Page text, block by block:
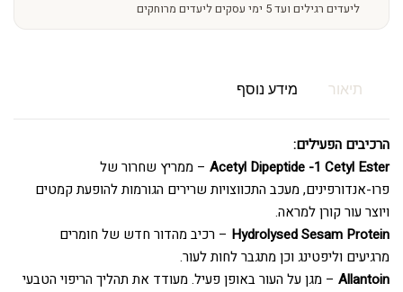
ליעדים רגילים ועד 5 ימי עסקים ליעדים מרוחקים
תיאור מידע נוסף
הרכיבים הפעילים:
Acetyl Dipeptide -1 Cetyl Ester – ממריץ שחרור של
פרו-אנדורפינים, מעכב התכווצויות שרירים הגורמות להופעת קמטים
ויוצר עור קורן למראה.
Hydrolysed Sesam Protein – רכיב מהדור חדש של חומרים
מרגיעים וליפטינג וכן מתגבר לחות לעור.
Allantoin – מגן על העור באופן פעיל. מעודד את תהליך הריפוי הטבעי